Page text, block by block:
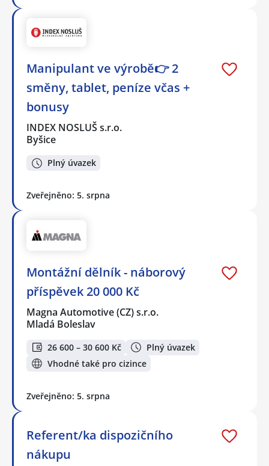
Manipulant ve výrobě👉 2
směny, tablet, peníze včas +
bonusy
INDEX NOSLUŠ s.r.o.
Byšice
Plný úvazek
Zveřejněno: 5. srpna
Montážní dělník - náborový
příspěvek 20 000 Kč
Magna Automotive (CZ) s.r.o.
Mladá Boleslav
26 600 – 30 600 Kč
Plný úvazek
Vhodné také pro cizince
Zveřejněno: 5. srpna
Referent/ka dispozičního
nákupu